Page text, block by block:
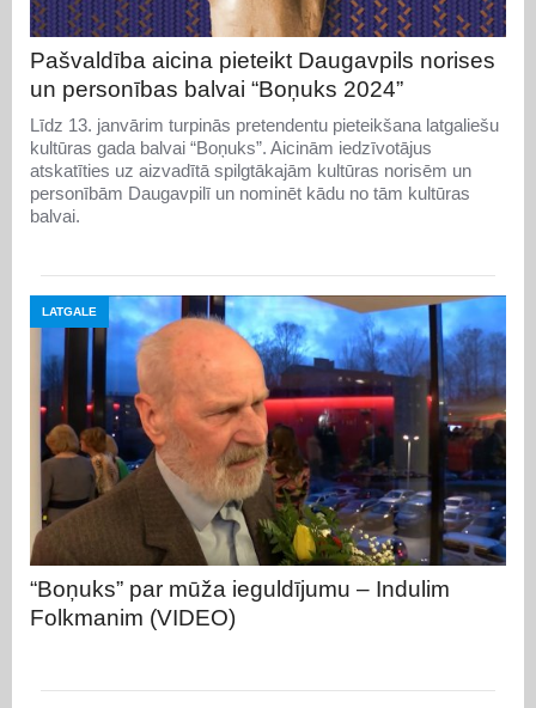
Pašvaldība aicina pieteikt Daugavpils norises
un personības balvai “Boņuks 2024”
Līdz 13. janvārim turpinās pretendentu pieteikšana latgaliešu
kultūras gada balvai “Boņuks”. Aicinām iedzīvotājus
atskatīties uz aizvadītā spilgtākajām kultūras norisēm un
personībām Daugavpilī un nominēt kādu no tām kultūras
balvai.
LATGALE
“Boņuks” par mūža ieguldījumu – Indulim
Folkmanim (VIDEO)